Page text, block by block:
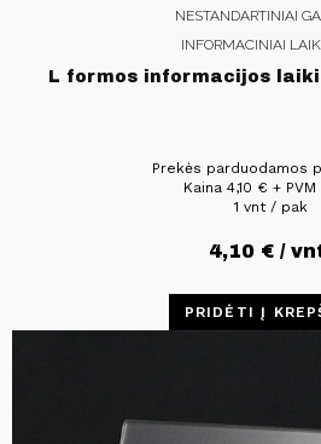
NESTANDARTINIAI
INFORMACINIAI
L formos informacijos
Prekės parduodamos
Kaina 4,10 €+ PVM
1 vnt / pak
4,10 € /
PRIDĖTI Į